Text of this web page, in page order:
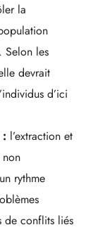
la
Selon les
devrait
d’ici
: l’extraction et
rythme
de conflits liés